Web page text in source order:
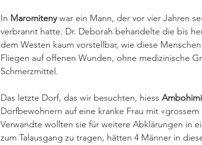
In Maromiteny war ein Mann, der vor vier Jahren
verbrannt hatte. Dr. Deborah behandelte die bis
dem Westen kaum vorstellbar, wie diese
Fliegen auf offenen Wunden, ohne medizinische
Schmerzmittel.
Das letzte Dorf, das wir besuchten, hiess
Dorfbewohnern auf eine kranke Frau mit «grossem
Verwandte wollten sie für weitere Abklärungen in
zum Talausgang zu tragen, hätten 4 Männer in